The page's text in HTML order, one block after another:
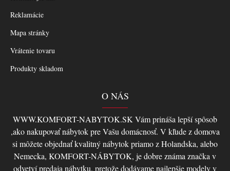
Reklamácie
Mapa stránky
Vrátenie tovaru
Produkty skladom
O NÁS
WWW.KOMFORT-NABYTOK.SK Vám prináša lepší spôsob
,ako nakupovať nábytok pre Vašu domácnosť. V kľude z domova
si môžete objednať kvalitný nábytok priamo z Holandska, alebo
Nemecka, KOMFORT-NÁBYTOK, je dobre známa značka v
odvetví predaja nábytku, pretože dodávame najlepšie modely v